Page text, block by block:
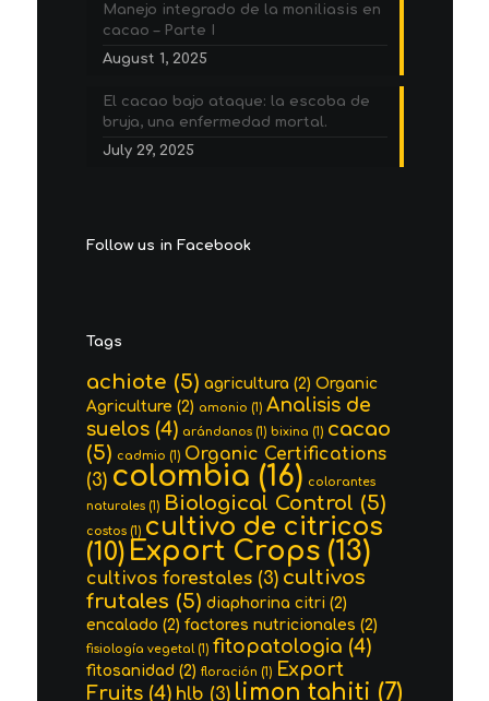
Manejo integrado de la moniliasis en
cacao – Parte I
August 1, 2025
El cacao bajo ataque: la escoba de
bruja, una enfermedad mortal.
July 29, 2025
Follow us in Facebook
Tags
achiote (5) agricultura (2) Organic
Agriculture (2) amonio (1) Analisis de
suelos(4) arándanos(1) bixina (1) cacao
(5) cadmio (1) Organic Certifications
(3) colombia (16) colorantes
naturales(1) Biological Control (5)
costos(1) cultivo de citricos
(10) Export Crops(13)
cultivos forestales(3) cultivos
frutales (5) diaphorina citri (2)
encalado (2) factores nutricionales (2)
fisiología vegetal (1) fitopatologia (4)
fitosanidad (2) floración (1) Export
Fruits(4) hlb (3) limon tahiti (7)